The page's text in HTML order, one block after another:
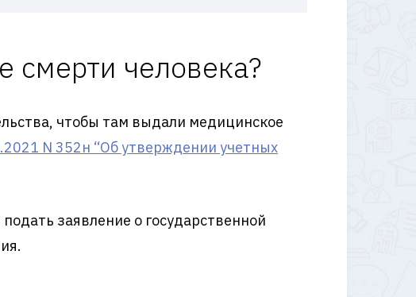
смерти человека?
чтобы там выдали медицинское
N 352н “Об утверждении учетных
заявление о государственной